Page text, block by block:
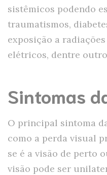
sistêmicos podendo
traumatismos,
exposição a
elétricos, dentre
Sintomas
O principal sintoma
como a perda visual
se é a visão de perto
visão pode ser